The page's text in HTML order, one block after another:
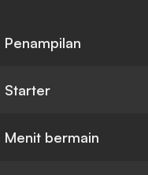
Penampilan
Starter
Menit bermain